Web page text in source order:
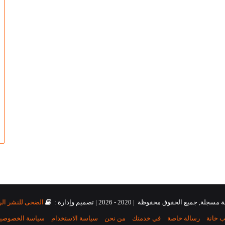
الحقوق محفوظة | 2020 - 2026 | تصميم وإدارة : الضحى للنشر
خانة رسالة خاصة في خدمتك من نحن سياسة الاستخدام سياسة